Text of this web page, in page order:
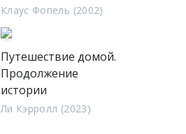
Клаус Фопель (2002)
Путешествие домой.
Продолжение
истории
Ли Кэрролл (2023)